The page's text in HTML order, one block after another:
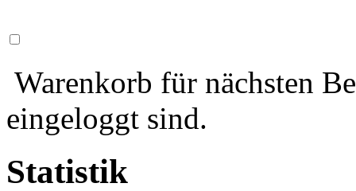
Warenkorb für nächsten
eingeloggt sind.
Statistik